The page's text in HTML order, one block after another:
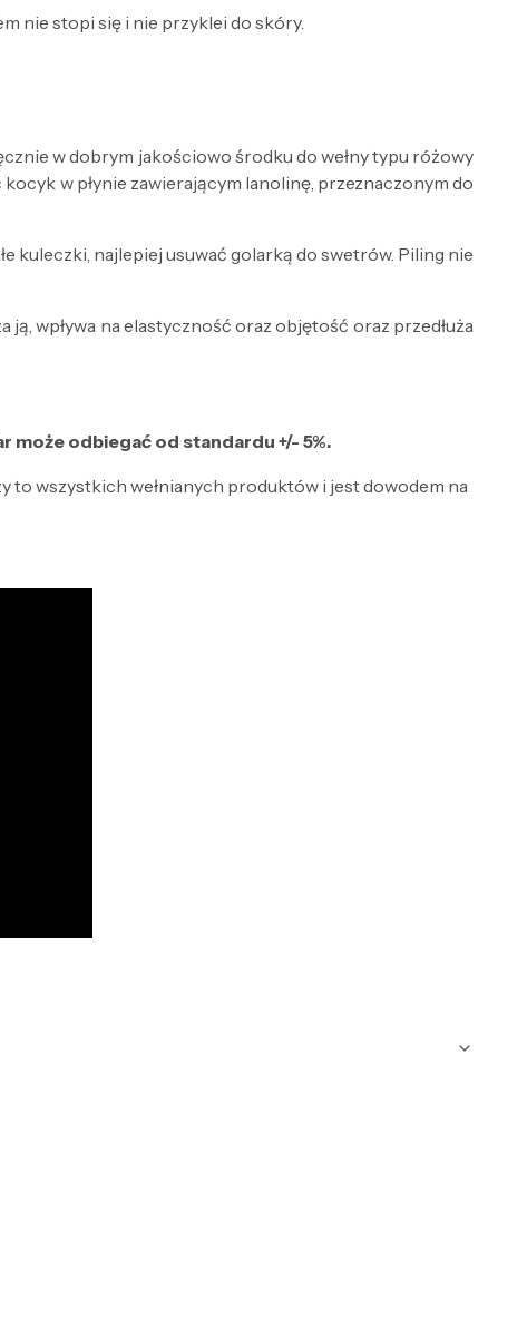
nie stopi się i nie przyklei do skóry.
w dobrym jakościowo środku do wełny typu różowy
w płynie zawierającym lanolinę, przeznaczonym do
kuleczki, najlepiej usuwać golarką do swetrów. Piling nie
ją, wpływa na elastyczność oraz objętość oraz przedłuża
może odbiegać od standardu +/- 5%.
to wszystkich wełnianych produktów i jest dowodem na